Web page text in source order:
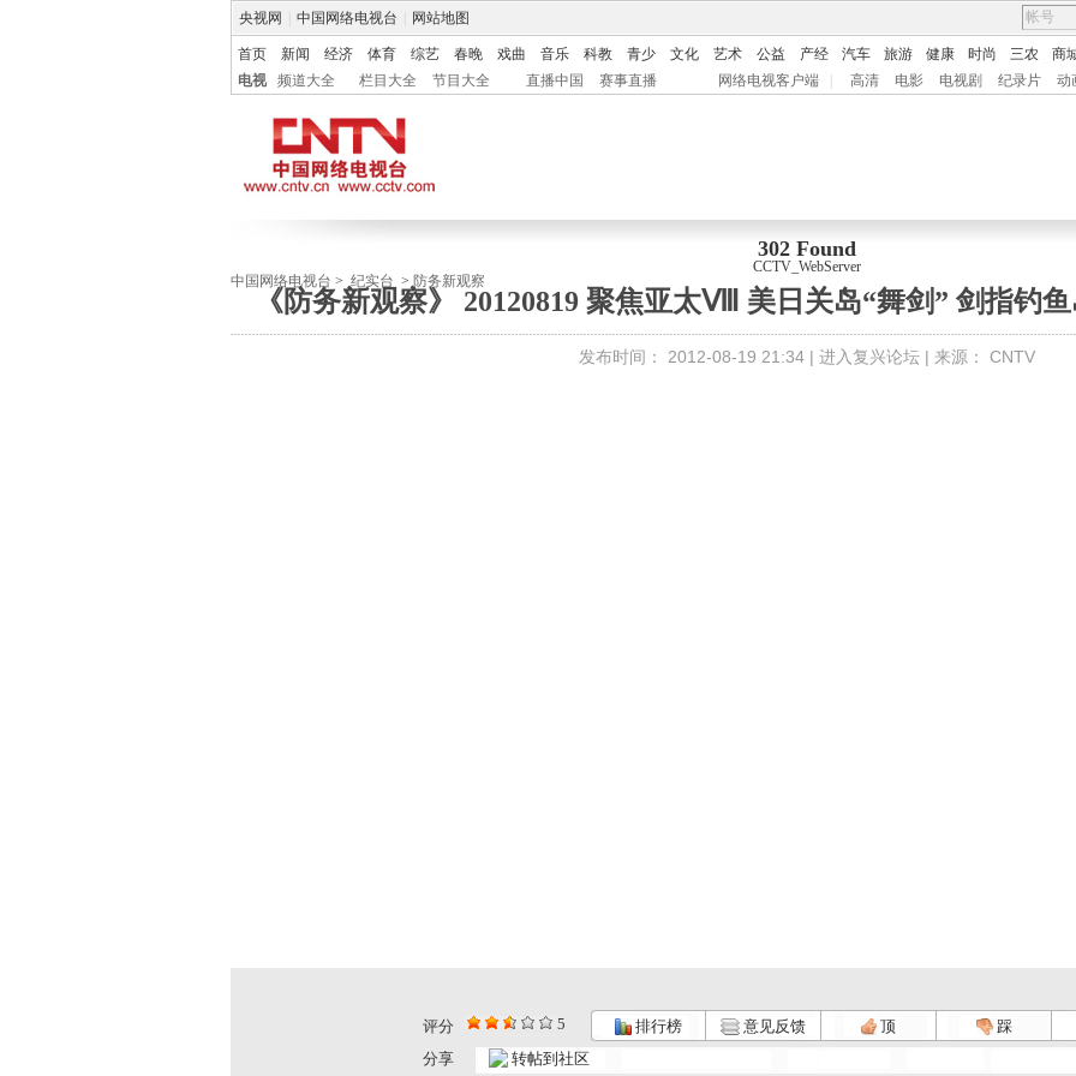
央视网 中国网络电视台 网站地图
首页 新闻 经济 体育 综艺 春晚 戏曲 音乐 科教 青少 文化 艺术 公益 产经 汽车 旅游 健康 时尚 三农
商
电视
频道大全 栏目大全 节目大全 直播中国 赛事直播 网络电视客户端 高清 电影 电视剧 纪录片 动
302 Found
CCTV_WebServer
中国网络电视台 >纪实台 >防务新观察
《防务新观察》 20120819 聚焦亚太Ⅷ 美日关岛“舞剑” 剑指钓
发布时间： 2012-08-19 21:34 | 进入复兴论坛 | 来源： CNTV
评分 5 排行榜 意见反馈 顶
踩
分享
转帖到社区